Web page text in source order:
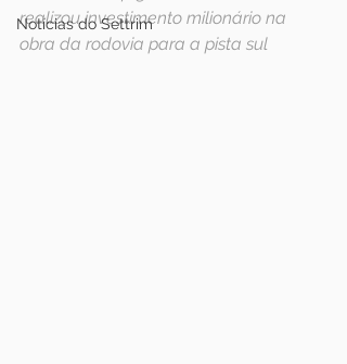
Notícias do Settrim
realizou investimento milionário na
obra da rodovia para a pista sul